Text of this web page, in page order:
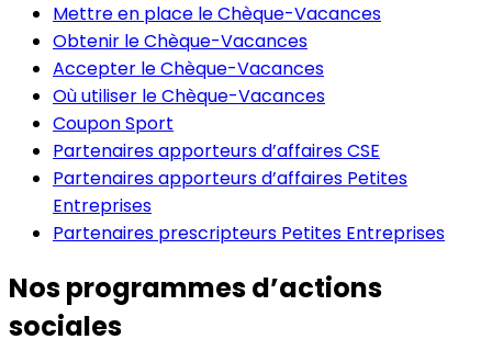
Mettre en place le Chèque-Vacances
Obtenir le Chèque-Vacances
Accepter le Chèque-Vacances
Où utiliser le Chèque-Vacances
Coupon Sport
Partenaires apporteurs d’affaires CSE
Partenaires apporteurs d’affaires Petites
Entreprises
Partenaires prescripteurs Petites Entreprises
Nos programmes d’actions
sociales